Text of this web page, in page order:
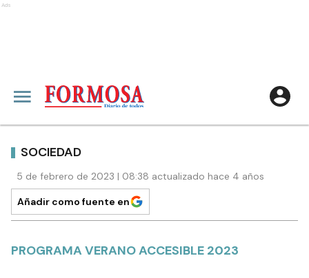
Ads
SOCIEDAD
5 de febrero de 2023 | 08:38 actualizado hace 4 años
Añadir como fuente en
PROGRAMA VERANO ACCESIBLE 2023